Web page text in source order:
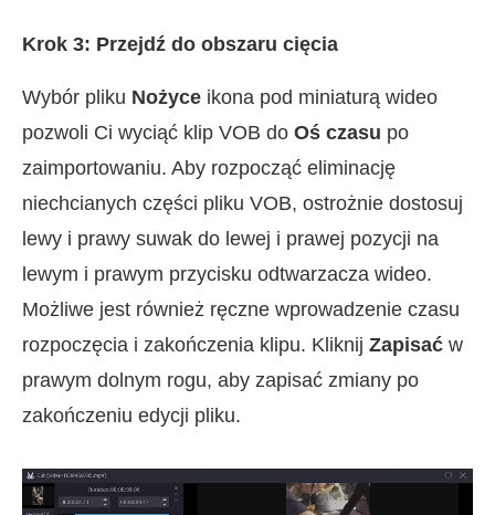
Krok 3: Przejdź do obszaru cięcia
Wybór pliku Nożyce ikona pod miniaturą wideo
pozwoli Ci wyciąć klip VOB do Oś czasu po
zaimportowaniu. Aby rozpocząć eliminację
niechcianych części pliku VOB, ostrożnie dostosuj
lewy i prawy suwak do lewej i prawej pozycji na
lewym i prawym przycisku odtwarzacza wideo.
Możliwe jest również ręczne wprowadzenie czasu
rozpoczęcia i zakończenia klipu. Kliknij Zapisać w
prawym dolnym rogu, aby zapisać zmiany po
zakończeniu edycji pliku.